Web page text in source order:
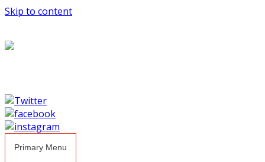
Skip to content
Primary Menu